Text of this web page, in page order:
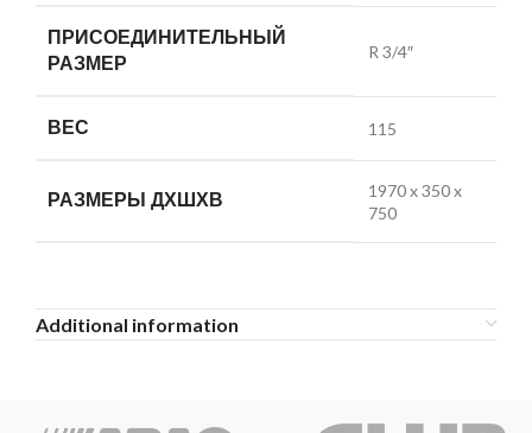
ПРИСОЕДИНИТЕЛЬНЫЙ
РАЗМЕР
R 3/4″
ВЕС 115
РАЗМЕРЫ ДХШХВ
1970 x 350 x
750
Additional information